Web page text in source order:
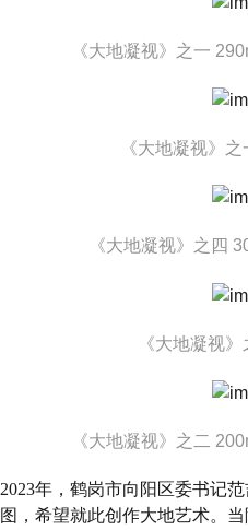
《大地凝视》之一
《大地凝视》
《大地凝视》之四
《大地凝视
《大地凝视》之二
2023年，鹤岗市向阳区委书记
图，希望就此创作大地艺术。